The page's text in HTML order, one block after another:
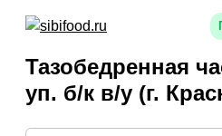
Тазобедренная
уп. б/к в/у (г.